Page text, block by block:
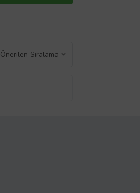
Önerilen Sıralama